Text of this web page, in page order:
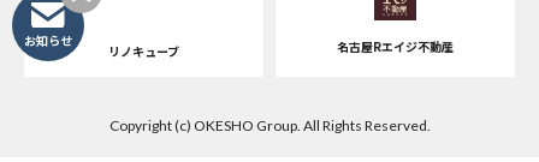
リノキューブ 名古屋Rエイジ不動産
Copyright (c) OKESHO Group. All Rights Reserved.
お知らせ